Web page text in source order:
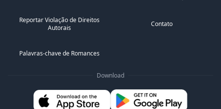
Junte-se a mim em uma montanha-russa chamada Jake
e Layla.
Reportar Violação de Direitos
Autorais
Contato
Palavras-chave de Romances
Download